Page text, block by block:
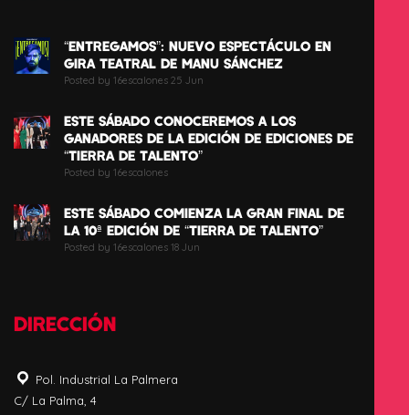
“ENTREGAMOS”: NUEVO ESPECTÁCULO EN
GIRA TEATRAL DE MANU SÁNCHEZ
Posted by 16escalones 25 Jun
ESTE SÁBADO CONOCEREMOS A LOS
GANADORES DE LA EDICIÓN DE EDICIONES DE
“TIERRA DE TALENTO”
Posted by 16escalones
ESTE SÁBADO COMIENZA LA GRAN FINAL DE
LA 10ª EDICIÓN DE “TIERRA DE TALENTO”
Posted by 16escalones 18 Jun
DIRECCIÓN
Pol. Industrial La Palmera
C/ La Palma, 4